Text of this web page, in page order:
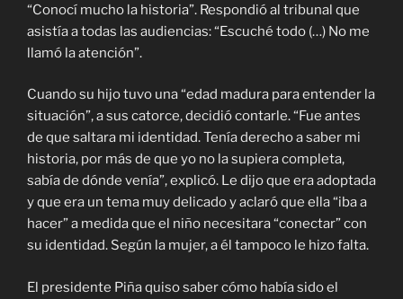
“Conocí mucho la historia”. Respondió al tribunal que
asistía a todas las audiencias: “Escuché todo (…) No me
llamó la atención”.
Cuando su hijo tuvo una “edad madura para entender la
situación”, a sus catorce, decidió contarle. “Fue antes
de que saltara mi identidad. Tenía derecho a saber mi
historia, por más de que yo no la supiera completa,
sabía de dónde venía”, explicó. Le dijo que era adoptada
y que era un tema muy delicado y aclaró que ella “iba a
hacer” a medida que el niño necesitara “conectar” con
su identidad. Según la mujer, a él tampoco le hizo falta.
El presidente Piña quiso saber cómo había sido el